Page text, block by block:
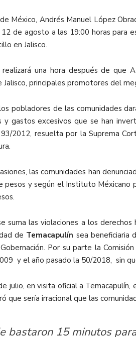
México, Andrés Manuel López
de agosto a las 19:00 horas para
en Jalisco.
una hora después de que
Jalisco, principales promotores del
pobladores de las comunidades
y gastos excesivos que se han
2012, resuelta por la Suprema
las comunidades han
pesos y según el Instituto Méxicano
suma las violaciones a los derechos
de Temacapulín sea beneficiaria
Por su parte la
y el año pasado la 50/2018, sin
julio, en visita oficial a
que sería irracional que las
bastaron 15 minutos